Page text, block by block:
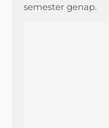
semester genap.